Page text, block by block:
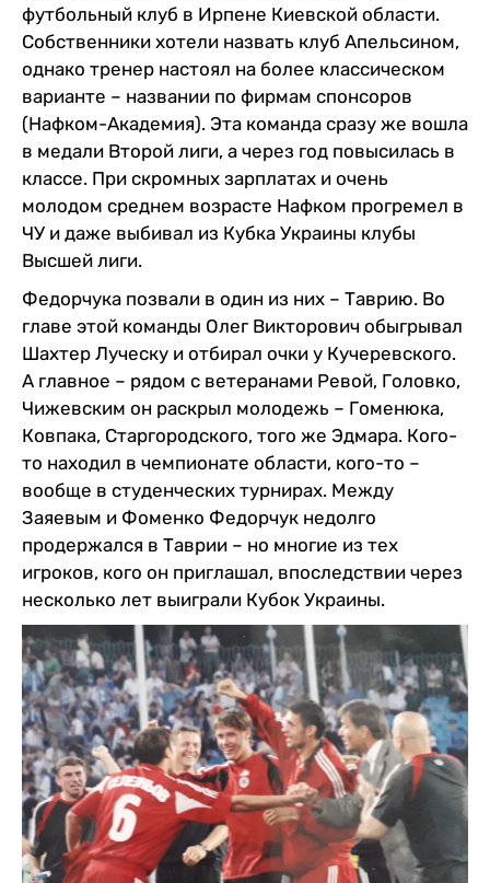
футбольный клуб в Ирпене Киевской области.
Собственники хотели назвать клуб Апельсином,
однако тренер настоял на более классическом
варианте – названии по фирмам спонсоров
(Нафком-Академия). Эта команда сразу же вошла
в медали Второй лиги, а через год повысилась в
классе. При скромных зарплатах и очень
молодом среднем возрасте Нафком прогремел в
ЧУ и даже выбивал из Кубка Украины клубы
Высшей лиги.
Федорчука позвали в один из них – Таврию. Во
главе этой команды Олег Викторович обыгрывал
Шахтер Луческу и отбирал очки у Кучеревского.
А главное – рядом с ветеранами Ревой, Головко,
Чижевским он раскрыл молодежь – Гоменюка,
Ковпака, Старгородского, того же Эдмара. Кого-
то находил в чемпионате области, кого-то –
вообще в студенческих турнирах. Между
Заяевым и Фоменко Федорчук недолго
продержался в Таврии – но многие из тех
игроков, кого он приглашал, впоследствии через
несколько лет выиграли Кубок Украины.